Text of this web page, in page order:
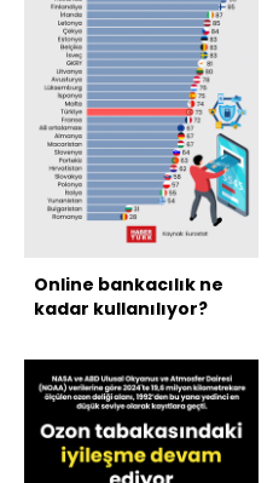
Online bankacılık ne
kadar kullanılıyor?